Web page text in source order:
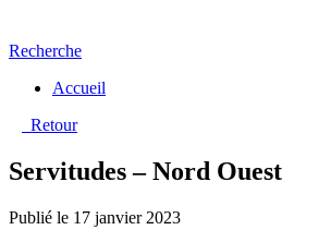
Recherche
Accueil
Retour
Servitudes – Nord Ouest
Publié le 17 janvier 2023